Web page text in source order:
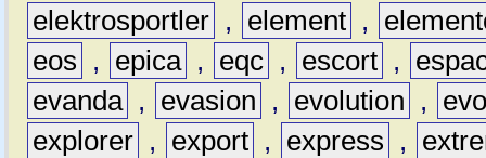
elektrosportler , element ,
eos
, epica , eqc , escort ,
evanda , evasion , evolution ,
explorer , export , express ,